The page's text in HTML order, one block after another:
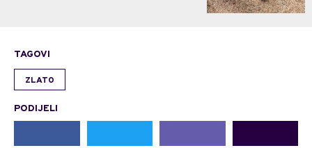
TAGOVI
ZLATO
PODIJELI